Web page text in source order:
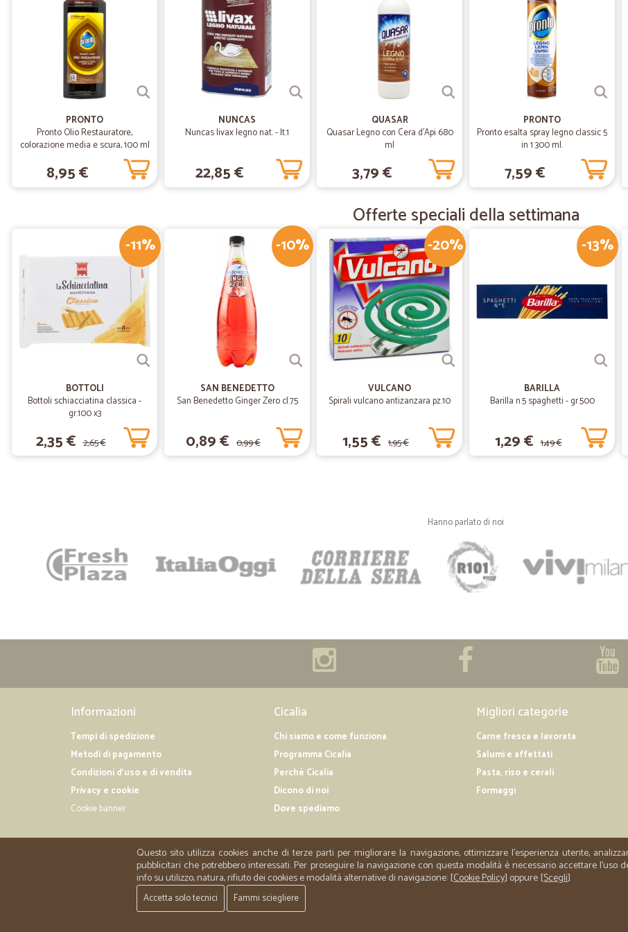
Prodotti arrivati in tempo ed
Prodotti arrivati in tempo ed in
—Loris M.
sostituisce i supermercati
Veloci, comodissimo, precisi, seri.
—Caterina N.
Consegna puntuale e
Consegna puntuale e prodotto
—Mauro A.
Puntuale la consegna
Puntuale la consegna. Il prodotto è
PRONTO
Pronto Olio Restauratore,
colorazione media e scura, 100 ml
8,95 €
NUNCAS
Nuncas livax legno nat. - lt.1
22,85 €
QUASAR
Quasar Legno con Cera d'Api 680
ml
3,79 €
PRONTO
Pronto esalta spray legno classic 5
in 1 300 ml.
7,59 €
Offerte speciali della settimana
-11%
BOTTOLI
Bottoli schiacciatina classica -
gr.100 x3
2,35 € 2,65 €
-10%
SAN BENEDETTO
San Benedetto Ginger Zero cl.75
0,89 € 0,99 €
-20%
VULCANO
Spirali vulcano antizanzara pz.10
1,55 € 1,95 €
-13%
BARILLA
Barilla n.5 spaghetti - gr.500
1,29 € 1,49 €
Hanno parlato di noi
Informazioni
Tempi di spedizione
Metodi di pagamento
Condizioni d'uso e di vendita
Privacy e cookie
Cookie banner
Cicalia
Chi siamo e come funziona
Programma Cicalia
Perché Cicalia
Dicono di noi
Dove spediamo
Migliori categorie
Carne fresca e lavorata
Salumi e affettati
Pasta, riso e cerali
Formaggi
Questo sito utilizza cookies anche di terze parti per migliorare la navigazione, ottimizzare l'esperienza utente,
pubblicitari che potrebbero interessati. Per proseguire la navigazione con questa modalità è necessario accettare l'uso
info su utilizzo, natura, rifiuto dei cookies e modalità alternative di navigazione: [Cookie Policy] oppure [Scegli]
Accetta solo tecnici Fammi sciegliere